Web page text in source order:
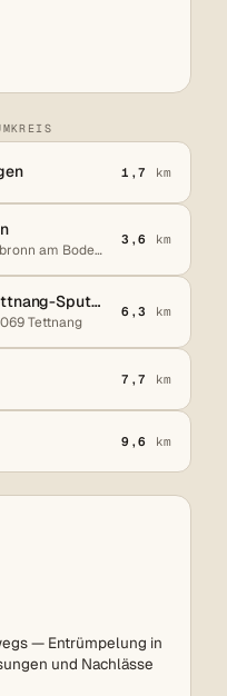
1,7 km
Im Heidach 21, 88079 Kressbronn am Bodensee
3,6 km
Entsorgungszentrum Tettnang-Sputenwinkel
Tettnang
6,3 km
7,7 km
9,6 km
— Entrümpelung in
und Nachlässe